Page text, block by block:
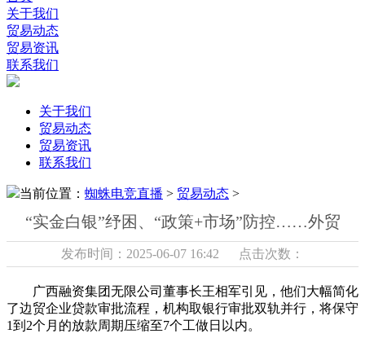
关于我们
贸易动态
贸易资讯
联系我们
关于我们
贸易动态
贸易资讯
联系我们
当前位置： 蜘蛛电竞直播 > 贸易动态 >
“实金白银”纾困、“政策+市场”防控……外贸
发布时间：2025-06-07 16:42 点击次数：
广西融资集团无限公司董事长王相军引见，他们大幅简化
了边贸企业贷款审批流程，机构取银行审批双轨并行，将保守
1到2个月的放款周期压缩至7个工做日以内。